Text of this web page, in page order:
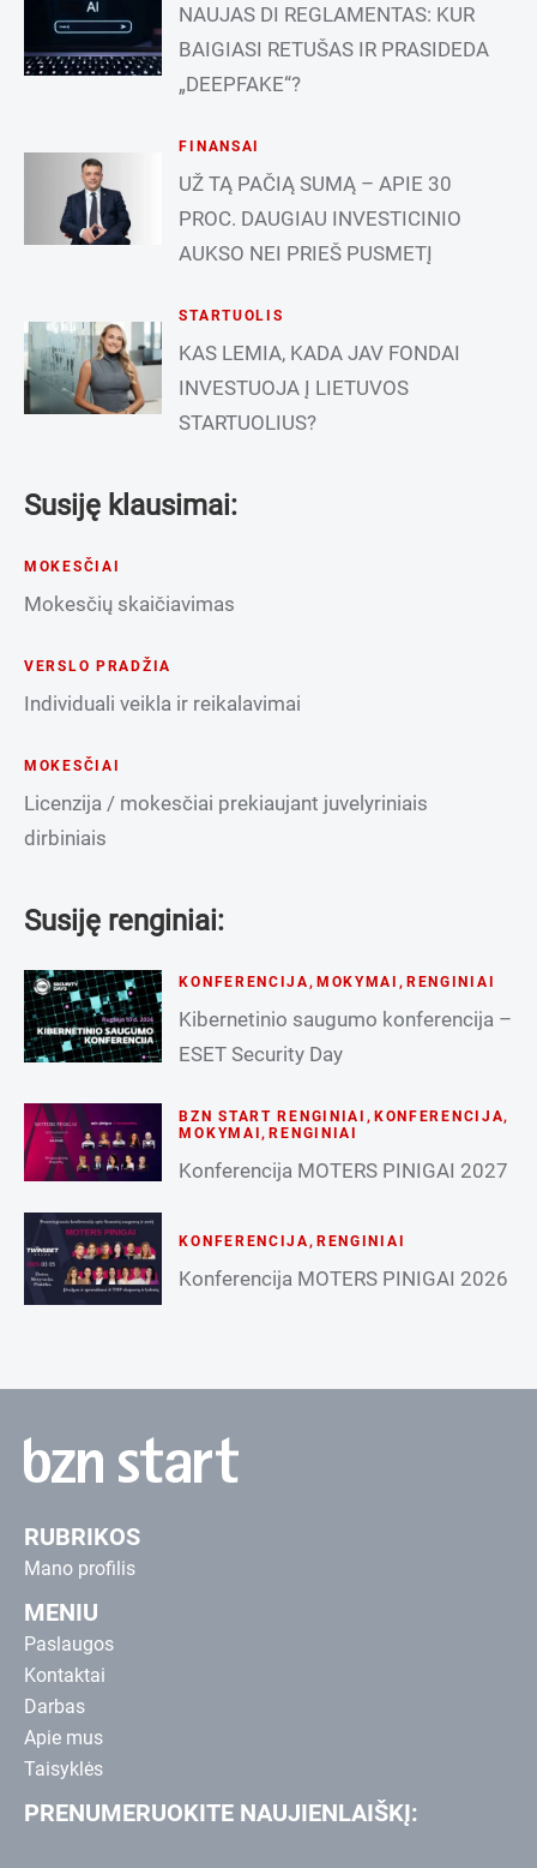
NAUJAS DI REGLAMENTAS: KUR
BAIGIASI RETUŠAS IR PRASIDEDA
„DEEPFAKE“?
FINANSAI
UŽ TĄ PAČIĄ SUMĄ – APIE 30
PROC. DAUGIAU INVESTICINIO
AUKSO NEI PRIEŠ PUSMETĮ
STARTUOLIS
KAS LEMIA, KADA JAV FONDAI
INVESTUOJA Į LIETUVOS
STARTUOLIUS?
Susiję klausimai:
MOKESČIAI
Mokesčių skaičiavimas
VERSLO PRADŽIA
Individuali veikla ir reikalavimai
MOKESČIAI
Licenzija / mokesčiai prekiaujant juvelyriniais
dirbiniais
Susiję renginiai:
KONFERENCIJA , MOKYMAI , RENGINIAI
Kibernetinio saugumo konferencija –
ESET Security Day
BZN START RENGINIAI , KONFERENCIJA,
MOKYMAI ,RENGINIAI
Konferencija MOTERS PINIGAI 2027
KONFERENCIJA , RENGINIAI
Konferencija MOTERS PINIGAI 2026
RUBRIKOS
Mano profilis
MENIU
Paslaugos
Kontaktai
Darbas
Apie mus
Taisyklės
PRENUMERUOKITE NAUJIENLAIŠKĮ: